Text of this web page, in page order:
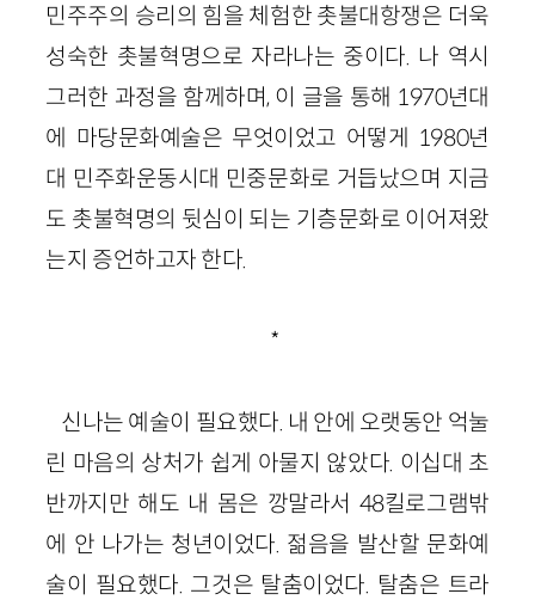
민주주의 승리의 힘을 체험한 촛불대항쟁은 더욱
성숙한 촛불혁명으로 자라나는 중이다. 나 역시
그러한 과정을 함께하며, 이 글을 통해 1970년대
에 마당문화예술은 무엇이었고 어떻게 1980년
대 민주화운동시대 민중문화로 거듭났으며 지금
도 촛불혁명의 뒷심이 되는 기층문화로 이어져왔
는지 증언하고자 한다.
*
신나는 예술이 필요했다. 내 안에 오랫동안 억눌
린 마음의 상처가 쉽게 아물지 않았다. 이십대 초
반까지만 해도 내 몸은 깡말라서 48킬로그램밖
에 안 나가는 청년이었다. 젊음을 발산할 문화예
술이 필요했다. 그것은 탈춤이었다. 탈춤은 트라